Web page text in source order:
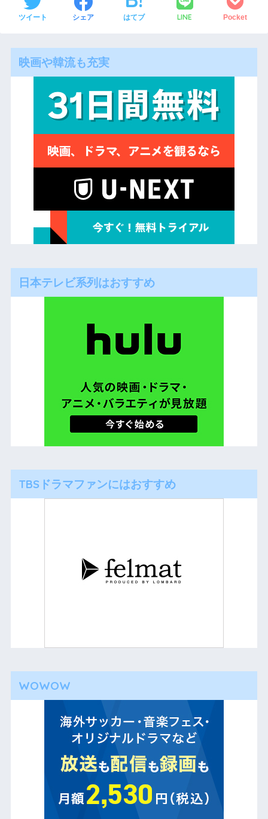
ツイート シェア はてブ LINE Pocket
映画や韓流も充実
日本テレビ系列はおすすめ
TBSドラマファンにはおすすめ
WOWOW